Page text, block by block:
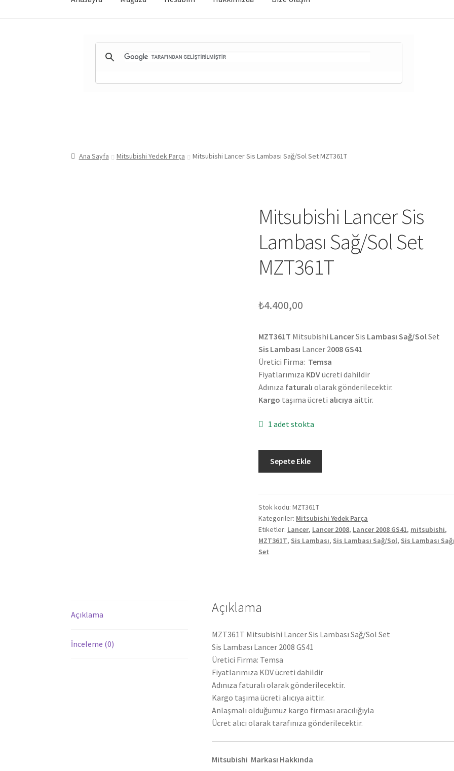
Ana Sayfa Mitsubishi Yedek Parça Mitsubishi Lancer Sis Lambası Sağ/Sol Set MZT361T
Mitsubishi Lancer Sis
Lambası Sağ/Sol Set
MZT361T
₺4.400,00
MZT361T Mitsubishi LancerSis Lambası Sağ/SolSet
Sis Lambası Lancer 2008 GS41
Üretici Firma: Temsa
Fiyatlarımıza KDVücreti dahildir
Adınıza faturalı olarak gönderilecektir.
Kargo taşıma ücreti alıcıya aittir.
1 adet stokta
Lancer
Sağ/Sol
Set
MZT361T
adet
Sepete Ekle
Stok kodu:MZT361T
Kategoriler: Mitsubishi Yedek Parça
Etiketler: Lancer, Lancer 2008, Lancer 2008 GS41, mitsubishi,
MZT361T, Sis Lambası, Sis Lambası Sağ/Sol, Sis Lambası
Set
Açıklama
İnceleme (0)
Açıklama
MZT361T Mitsubishi Lancer Sis Lambası Sağ/Sol Set
Sis Lambası Lancer 2008 GS41
Üretici Firma: Temsa
Fiyatlarımıza KDV ücreti dahildir
Adınıza faturalı olarak gönderilecektir.
Kargo taşıma ücreti alıcıya aittir.
Anlaşmalı olduğumuz kargo firması aracılığıyla
Ücret alıcı olarak tarafınıza gönderilecektir.
Mitsubishi Markası Hakkında